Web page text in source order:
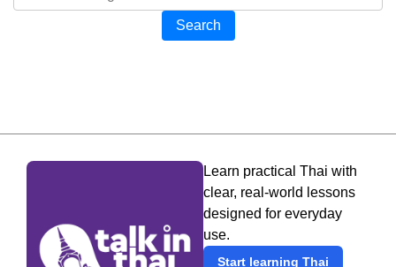
Search
Learn practical Thai with
clear, real-world lessons
designed for everyday
use.
Start learning Thai